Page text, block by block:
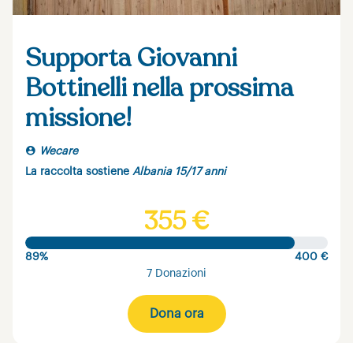
Supporta Giovanni
Bottinelli nella prossima
missione!
Wecare
La raccolta sostiene Albania 15/17 anni
355 €
89%
400 €
7 Donazioni
Dona ora